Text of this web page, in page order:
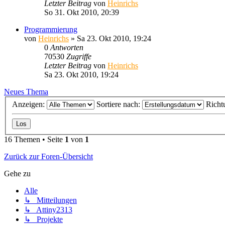
Letzter Beitrag von Heinrichs
So 31. Okt 2010, 20:39
Programmierung
von Heinrichs » Sa 23. Okt 2010, 19:24
0 Antworten
70530 Zugriffe
Letzter Beitrag von Heinrichs
Sa 23. Okt 2010, 19:24
Neues Thema
Anzeigen:
Sortiere nach:
16 Themen • Seite 1 von 1
Zurück zur Foren-Übersicht
Gehe zu
Alle
↳ Mitteilungen
↳ Attiny2313
↳ Projekte